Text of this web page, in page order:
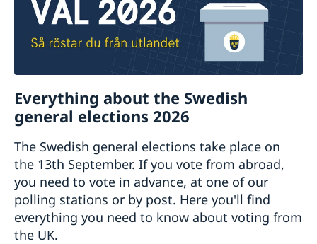
Everything about the Swedish
general elections 2026
The Swedish general elections take place on
the 13th September. If you vote from abroad,
you need to vote in advance, at one of our
polling stations or by post. Here you'll find
everything you need to know about voting from
the UK.